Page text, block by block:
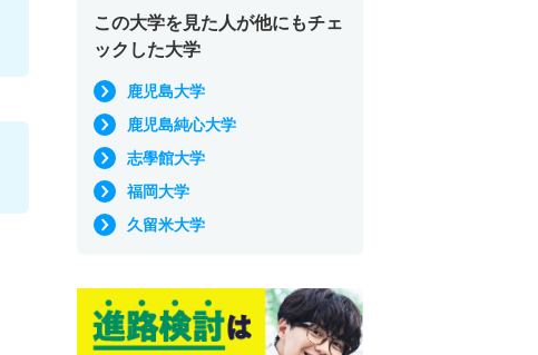
この大学を見た人が他にもチェ
ックした大学
鹿児島大学
鹿児島純心大学
志學館大学
福岡大学
久留米大学